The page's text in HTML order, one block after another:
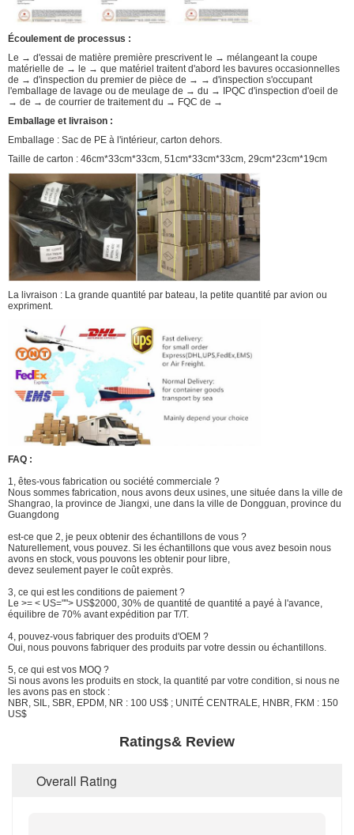
Écoulement de processus :
Le → d'essai de matière première prescrivent le → mélangeant la coupe
matérielle de → le → que matériel traitent d'abord les bavures occasionnelles
de → d'inspection du premier de pièce de → → d'inspection s'occupant
l'emballage de lavage ou de meulage de → du → IPQC d'inspection d'oeil de
→ de → de courrier de traitement du → FQC de →
Emballage et livraison :
Emballage : Sac de PE à l'intérieur, carton dehors.
Taille de carton : 46cm*33cm*33cm, 51cm*33cm*33cm, 29cm*23cm*19cm
La livraison : La grande quantité par bateau, la petite quantité par avion ou
expriment.
FAQ :
1, êtes-vous fabrication ou société commerciale ?
Nous sommes fabrication, nous avons deux usines, une située dans la ville de
Shangrao, la province de Jiangxi, une dans la ville de Dongguan, province du
Guangdong
est-ce que 2, je peux obtenir des échantillons de vous ?
Naturellement, vous pouvez. Si les échantillons que vous avez besoin nous
avons en stock, vous pouvons les obtenir pour libre,
devez seulement payer le coût exprès.
3, ce qui est les conditions de paiement ?
Le >= < US=""> US$2000, 30% de quantité de quantité a payé à l'avance,
équilibre de 70% avant expédition par T/T.
4, pouvez-vous fabriquer des produits d'OEM ?
Oui, nous pouvons fabriquer des produits par votre dessin ou échantillons.
5, ce qui est vos MOQ ?
Si nous avons les produits en stock, la quantité par votre condition, si nous ne
les avons pas en stock :
NBR, SIL, SBR, EPDM, NR : 100 US$ ; UNITÉ CENTRALE, HNBR, FKM : 150
US$
Ratings& Review
Overall Rating